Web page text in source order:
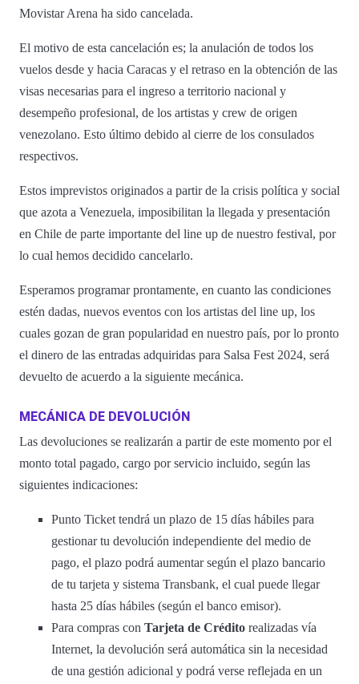
Movistar Arena ha sido cancelada.
El motivo de esta cancelación es; la anulación de todos los
vuelos desde y hacia Caracas y el retraso en la obtención de las
visas necesarias para el ingreso a territorio nacional y
desempeño profesional, de los artistas y crew de origen
venezolano. Esto último debido al cierre de los consulados
respectivos.
Estos imprevistos originados a partir de la crisis política y social
que azota a Venezuela, imposibilitan la llegada y presentación
en Chile de parte importante del line up de nuestro festival, por
lo cual hemos decidido cancelarlo.
Esperamos programar prontamente, en cuanto las condiciones
estén dadas, nuevos eventos con los artistas del line up, los
cuales gozan de gran popularidad en nuestro país, por lo pronto
el dinero de las entradas adquiridas para Salsa Fest 2024, será
devuelto de acuerdo a la siguiente mecánica.
MECÁNICA DE DEVOLUCIÓN
Las devoluciones se realizarán a partir de este momento por el
monto total pagado, cargo por servicio incluido, según las
siguientes indicaciones:
Punto Ticket tendrá un plazo de 15 días hábiles para
gestionar tu devolución independiente del medio de
pago, el plazo podrá aumentar según el plazo bancario
de tu tarjeta y sistema Transbank, el cual puede llegar
hasta 25 días hábiles (según el banco emisor).
Para compras con Tarjeta de Crédito realizadas vía
Internet, la devolución será automática sin la necesidad
de una gestión adicional y podrá verse reflejada en un